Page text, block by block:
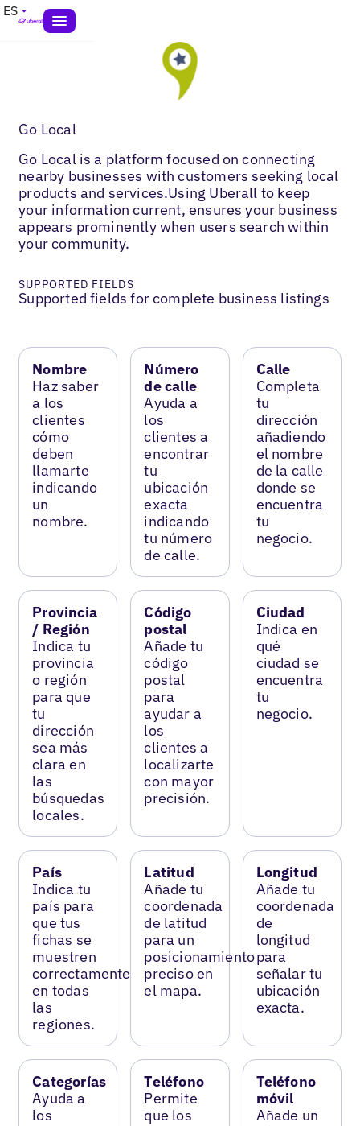
ES
Go Local
Go Local is a platform focused on connecting
nearby businesses with customers seeking local
products and services.Using Uberall to keep
your information current, ensures your business
appears prominently when users search within
your community.
SUPPORTED FIELDS
Supported fields for complete business listings
Nombre
Haz saber
a los
clientes
cómo
deben
llamarte
indicando
un
nombre.
Número
de calle
Ayuda a
los
clientes a
encontrar
tu
ubicación
exacta
indicando
tu número
de calle.
Calle
Completa
tu
dirección
añadiendo
el nombre
de la calle
donde se
encuentra
tu
negocio.
Provincia
/ Región
Indica tu
provincia
o región
para que
tu
dirección
sea más
clara en
las
búsquedas
locales.
Código
postal
Añade tu
código
postal
para
ayudar a
los
clientes a
localizarte
con mayor
precisión.
Ciudad
Indica en
qué
ciudad se
encuentra
tu
negocio.
País
Indica tu
país para
que tus
fichas se
muestren
correctamente
en todas
las
regiones.
Latitud
Añade tu
coordenada
de latitud
para un
posicionamiento
preciso en
el mapa.
Longitud
Añade tu
coordenada
de
longitud
para
señalar tu
ubicación
exacta.
Categorías
Ayuda a
los
Teléfono
Permite
que los
Teléfono
móvil
Añade un